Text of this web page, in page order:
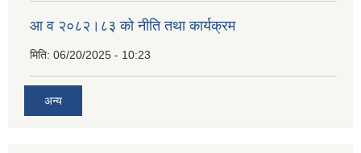
आ व २०८२।८३ को नीति तथा कार्यक्रम
मिति: 06/20/2025 - 10:23
अन्य